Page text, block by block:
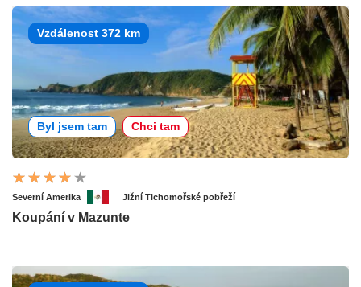
Vzdálenost 372 km
Byl jsem tam Chci tam
Severní Amerika Jižní Tichomořské pobřeží
Koupání v Mazunte